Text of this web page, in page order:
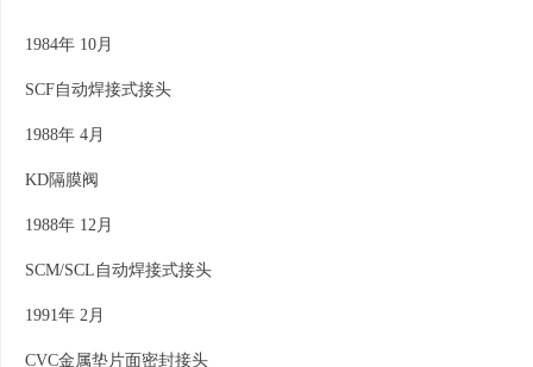
1984年 10月
SCF自动焊接式接头
1988年 4月
KD隔膜阀
1988年 12月
SCM/SCL自动焊接式接头
1991年 2月
CVC金属垫片面密封接头